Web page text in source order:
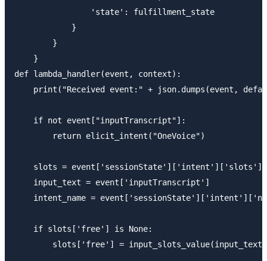
                'state': fulfillment_state
            }
        }
    }
def lambda_handler(event, context):
print("Received event:" + json.dumps(event,
    if not event["inputTranscript"]:
        return elicit_intent("OneVoice")
    slots = event['sessionState']['intent']['slots']
    input_text = event['inputTranscript']
intent_name =
    if slots['free'] is None:
        slots['free'] = input_slots_value(input_text)